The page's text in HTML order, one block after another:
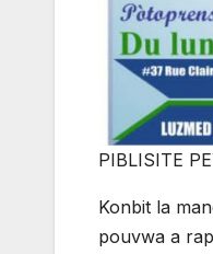
PIBLISITE
Konbit la
pouvwa a